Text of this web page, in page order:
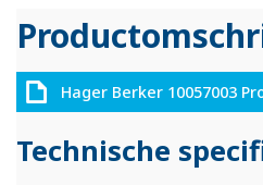
Hager Berker 10057003
Technische